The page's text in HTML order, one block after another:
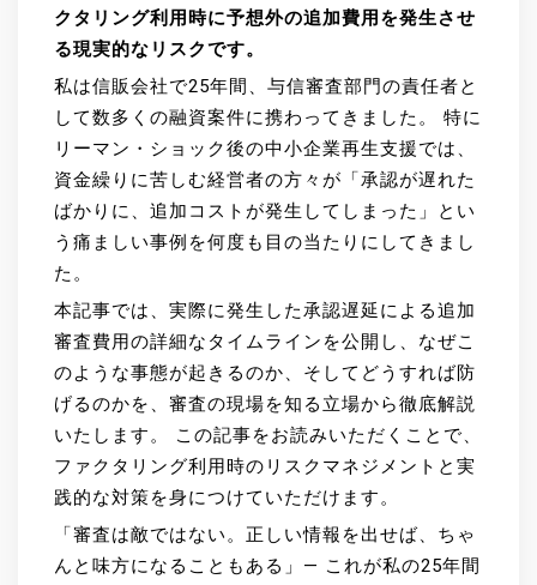
クタリング利用時に予想外の追加費用を発生させ
る現実的なリスクです。
私は信販会社で25年間、与信審査部門の責任者と
して数多くの融資案件に携わってきました。 特に
リーマン・ショック後の中小企業再生支援では、
資金繰りに苦しむ経営者の方々が「承認が遅れた
ばかりに、追加コストが発生してしまった」とい
う痛ましい事例を何度も目の当たりにしてきまし
た。
本記事では、実際に発生した承認遅延による追加
審査費用の詳細なタイムラインを公開し、なぜこ
のような事態が起きるのか、そしてどうすれば防
げるのかを、審査の現場を知る立場から徹底解説
いたします。 この記事をお読みいただくことで、
ファクタリング利用時のリスクマネジメントと実
践的な対策を身につけていただけます。
「審査は敵ではない。正しい情報を出せば、ちゃ
んと味方になることもある」— これが私の25年間